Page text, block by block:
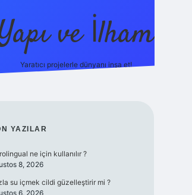
ve İlham
Yaratıcı projelerle dünyanı inşa et!
YAZILAR
ne için kullanılır ?
8, 2026
su içmek cildi güzelleştirir mi ?
6, 2026